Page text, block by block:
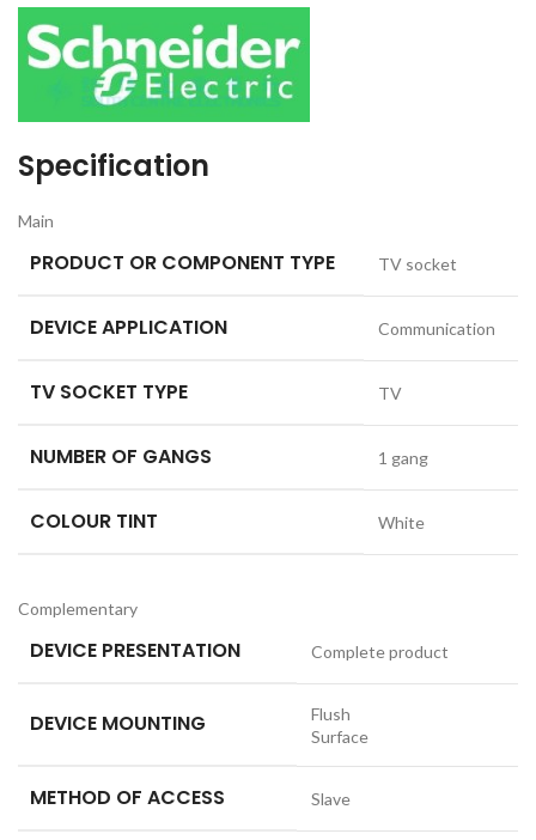
Specification
Main
PRODUCT OR COMPONENT TYPE TV socket
DEVICE APPLICATION Communication
TV SOCKET TYPE TV
NUMBER OF GANGS 1 gang
COLOUR TINT White
Complementary
DEVICE PRESENTATION Complete product
DEVICE MOUNTING
Flush
Surface
METHOD OF ACCESS Slave